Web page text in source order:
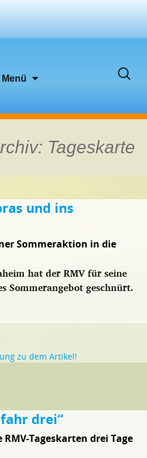
Menü
Suchen
Tageskarte
und ins
Sommeraktion in die
hat der RMV für seine
Sommerangebot geschnürt.
zu dem Artikel!
drei“
Tageskarten drei Tage